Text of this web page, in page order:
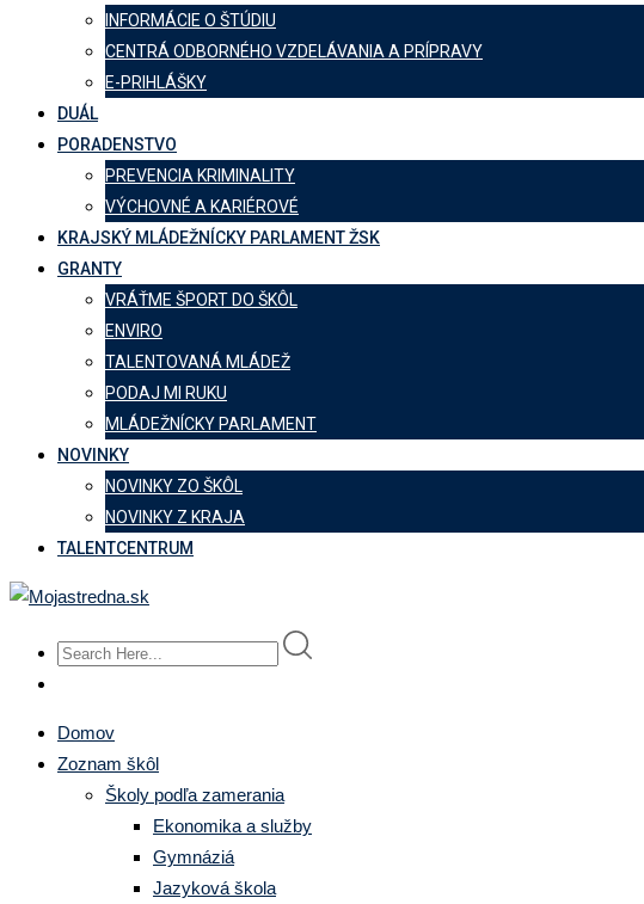
INFORMÁCIE O ŠTÚDIU
CENTRÁ ODBORNÉHO VZDELÁVANIA A PRÍPRAVY
E-PRIHLÁŠKY
DUÁL
PORADENSTVO
PREVENCIA KRIMINALITY
VÝCHOVNÉ A KARIÉROVÉ
KRAJSKÝ MLÁDEŽNÍCKY PARLAMENT ŽSK
GRANTY
VRÁŤME ŠPORT DO ŠKÔL
ENVIRO
TALENTOVANÁ MLÁDEŽ
PODAJ MI RUKU
MLÁDEŽNÍCKY PARLAMENT
NOVINKY
NOVINKY ZO ŠKÔL
NOVINKY Z KRAJA
TALENTCENTRUM
Domov
Zoznam škôl
Školy podľa zamerania
Ekonomika a služby
Gymnáziá
Jazyková škola